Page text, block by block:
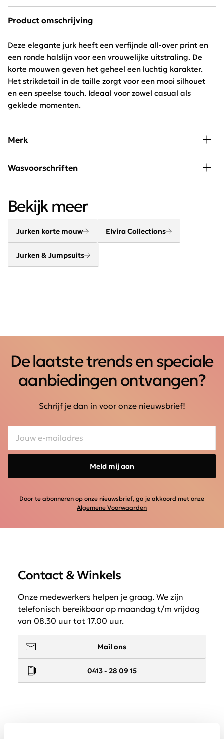
Product omschrijving
Deze elegante jurk heeft een verfijnde all-over print en
een ronde halslijn voor een vrouwelijke uitstraling. De
korte mouwen geven het geheel een luchtig karakter.
Het strikdetail in de taille zorgt voor een mooi silhouet
en een speelse touch. Ideaal voor zowel casual als
geklede momenten.
Merk
Shop Elvira Collections bij Schijvens mode, een
comfortabele stoffen en een optimale pasvorm laat het
merk een blijvende indruk achter bij onze klanten.
Wasvoorschriften
Bekijk meer
Jurken korte mouw Elvira Collections
Jurken & Jumpsuits
De laatste trends en speciale
aanbiedingen ontvangen?
Schrijf je dan in voor onze nieuwsbrief!
Meld mij aan
Door te abonneren op onze nieuwsbrief, ga je akkoord met onze
Algemene Voorwaarden
Contact & Winkels
Onze medewerkers helpen je graag. We zijn
telefonisch bereikbaar op maandag t/m vrijdag
van 08.30 uur tot 17.00 uur.
Mail ons
0413 - 28 09 15